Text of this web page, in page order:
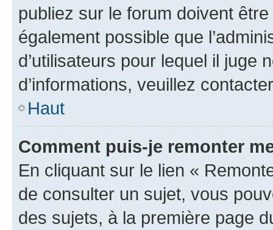
publiez sur le forum doivent
également possible que
d’utilisateurs pour lequel il juge
d’informations, veuillez
Haut
Comment puis-je remonter
En cliquant sur le lien «
de consulter un sujet, vous
des sujets, à la première page